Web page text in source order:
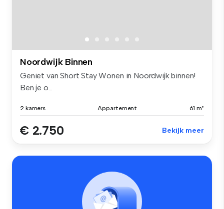
Noordwijk Binnen
Geniet van Short Stay Wonen in Noordwijk binnen!
Ben je o...
2 kamers Appartement 61 m²
€ 2.750 Bekijk meer